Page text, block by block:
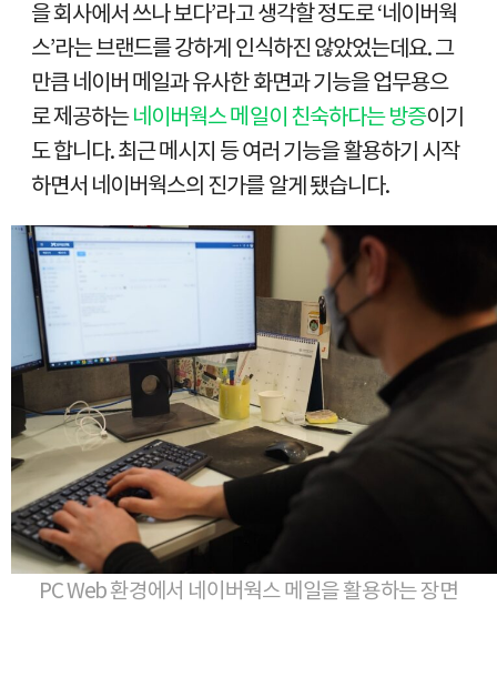
을 회사에서 쓰나 보다’라고 생각할 정도로 ‘네이버웍
스’라는 브랜드를 강하게 인식하진 않았었는데요. 그
만큼 네이버 메일과 유사한 화면과 기능을 업무용으
로 제공하는네이버웍스 메일이 친숙하다는 방증이기
도 합니다. 최근 메시지 등 여러 기능을 활용하기 시작
하면서 네이버웍스의 진가를 알게 됐습니다.
PC Web 환경에서 네이버웍스 메일을 활용하는 장면